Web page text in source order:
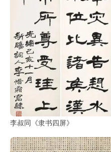
李叔同《隶书四屏》